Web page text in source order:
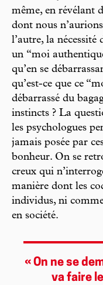
même, en révélant
dont nous
l’autre, la nécessité
un “moi
qu’en se
qu’est-ce que ce
débarrassé du
instincts ? La
les psychologues
jamais posée par
bonheur. On se
creux qui
manière dont les
individus, ni
en société.
« On ne se
va faire